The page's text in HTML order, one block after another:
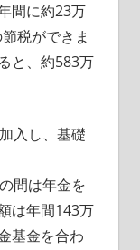
間に約23万
税ができま
と、約583万
入し、基礎
間は年金を
は年間143万
基金を合わ